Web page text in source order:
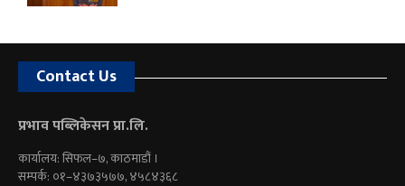
Contact Us
प्रभाव पब्लिकेसन प्रा.लि.
कार्यालय: सिफल–७, काठमाडौं ।
सम्पर्क: ०१–४३७३५७७, ४५८४३६८